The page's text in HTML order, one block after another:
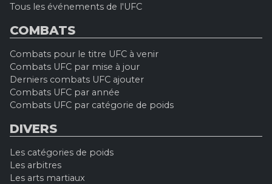
Tous les événements de l'UFC
COMBATS
Combats pour le titre UFC à venir
Combats UFC par mise à jour
Derniers combats UFC ajouter
Combats UFC par année
Combats UFC par catégorie de poids
DIVERS
Les catégories de poids
Les arbitres
Les arts martiaux